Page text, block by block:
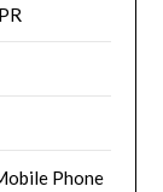
Phone